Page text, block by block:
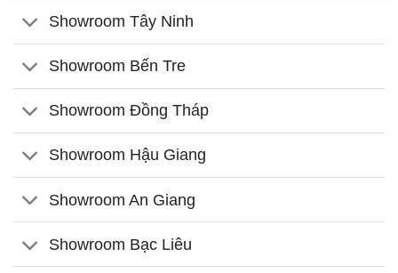
Showroom Tây Ninh
Showroom Bến Tre
Showroom Đồng Tháp
Showroom Hậu Giang
Showroom An Giang
Showroom Bạc Liêu